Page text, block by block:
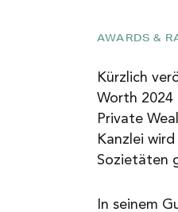
NEWSAWARDS &
Kürzlich
Worth 2024
Private
Kanzlei
Sozietäten
In seinem